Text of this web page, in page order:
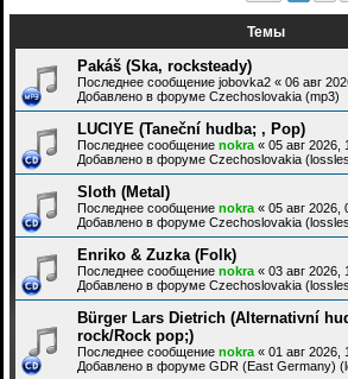
Темы
Pakáš (Ska, rocksteady)
Последнее сообщение jobovka2 « 06 авг
Добавлено в форуме Czechoslovakia (mp3)
LUCIYE (Taneční hudba; , Pop)
Последнее сообщение nokra « 05 авг 2026,
Добавлено в форуме Czechoslovakia
Sloth (Metal)
Последнее сообщение nokra « 05 авг 2026,
Добавлено в форуме Czechoslovakia
Enriko & Zuzka (Folk)
Последнее сообщение nokra « 03 авг 2026,
Добавлено в форуме Czechoslovakia
Bürger Lars Dietrich (Alternativní
rock/Rock pop;)
Последнее сообщение nokra « 01 авг 2026,
Добавлено в форуме GDR (East Germany)